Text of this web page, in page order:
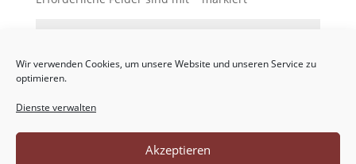
Wir verwenden Cookies, um unsere Website und unseren Service zu
optimieren.
Dienste verwalten
Akzeptieren